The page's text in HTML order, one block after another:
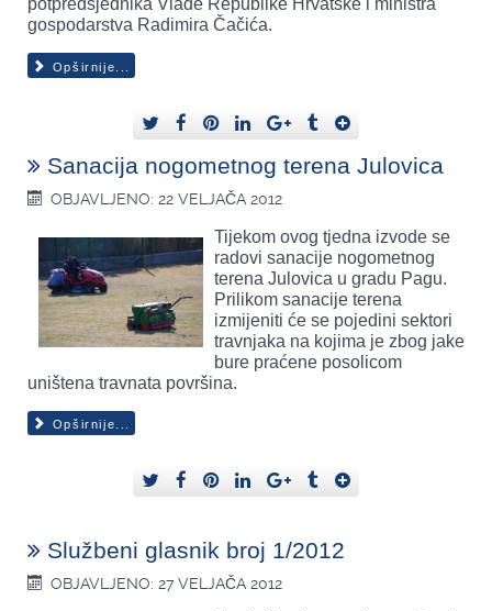
potpredsjednika Vlade Republike Hrvatske i ministra
gospodarstva Radimira Čačića.
Opširnije...
Sanacija nogometnog terena Julovica
OBJAVLJENO: 22 VELJAČA 2012
Tijekom ovog tjedna izvode se
radovi sanacije nogometnog
terena Julovica u gradu Pagu.
Prilikom sanacije terena
izmijeniti će se pojedini sektori
travnjaka na kojima je zbog jake
bure praćene posolicom
uništena travnata površina.
Opširnije...
Službeni glasnik broj 1/2012
OBJAVLJENO: 27 VELJAČA 2012